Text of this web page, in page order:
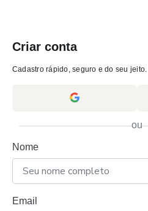
Criar conta
Cadastro rápido, seguro e do seu jeito.
ou
Nome
Email